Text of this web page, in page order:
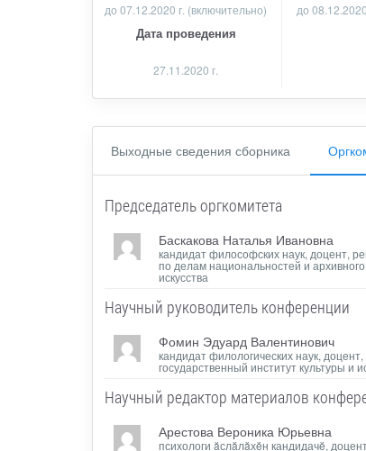
до07.12.2020 г. (включительно) до
Дата проведения
27.11.2020 г.
Выходные сведения сборника
Председатель оргкомитета
Баскакова Наталья Ивановна
кандидат философских наук, доцент,
по делам национальностей и
искусства
Научный руководитель конференции
Фомин Эдуард Валентинович
кандидат филологических наук,
государственный институт культуры и
Научный редактор материалов
Арестова Вероника Юрьевна
психологи ăслăлăхĕн кандидачĕ,